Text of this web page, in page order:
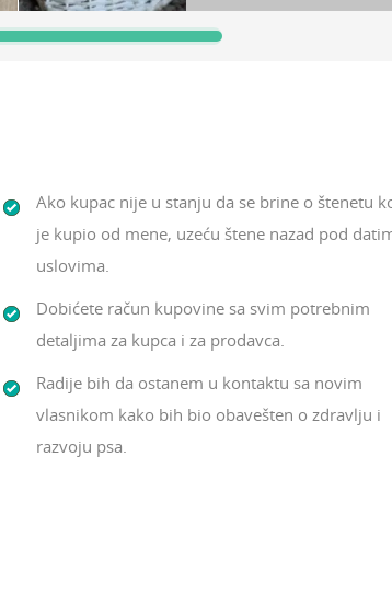
Ako kupac nije u stanju da se brine o štenetu
je kupio od mene, uzeću štene nazad pod
uslovima.
Dobićete račun kupovine sa svim potrebnim
detaljima za kupca i za prodavca.
Radije bih da ostanem u kontaktu sa novim
vlasnikom kako bih bio obavešten o zdravlju i
razvoju psa.